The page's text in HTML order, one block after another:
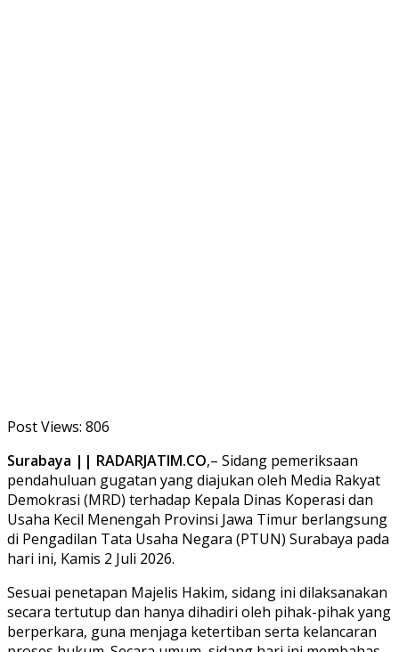
Post Views: 806
Surabaya || RADARJATIM.CO,– Sidang pemeriksaan
pendahuluan gugatan yang diajukan oleh Media Rakyat
Demokrasi (MRD) terhadap Kepala Dinas Koperasi dan
Usaha Kecil Menengah Provinsi Jawa Timur berlangsung
di Pengadilan Tata Usaha Negara (PTUN) Surabaya pada
hari ini, Kamis 2 Juli 2026.
Sesuai penetapan Majelis Hakim, sidang ini dilaksanakan
secara tertutup dan hanya dihadiri oleh pihak-pihak yang
berperkara, guna menjaga ketertiban serta kelancaran